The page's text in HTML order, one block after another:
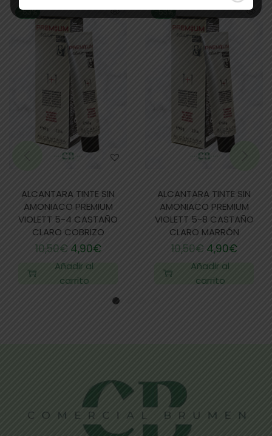
-53%
ALCANTARA TINTE SIN
AMONIACO PREMIUM
VIOLETT 5-4 CASTAÑO
CLARO COBRIZO
10,50€ 4,90€
Añadir al
carrito
-53%
ALCANTARA TINTE SIN
AMONIACO PREMIUM
VIOLETT 5-8 CASTAÑO
CLARO MARRÓN
10,50€ 4,90€
Añadir al
carrito